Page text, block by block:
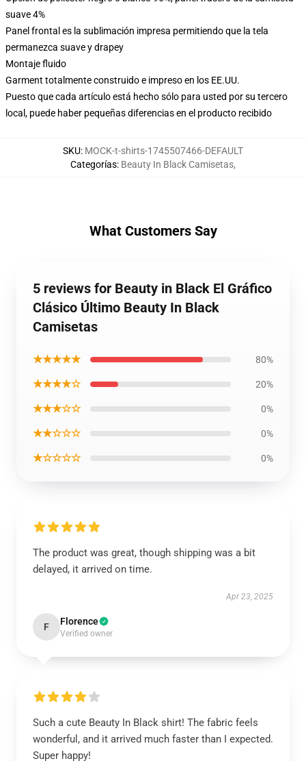
suave 4%
Panel frontal es la sublimación impresa permitiendo que la tela
permanezca suave y drapey
Montaje fluido
Garment totalmente construido e impreso en los EE.UU.
Puesto que cada artículo está hecho sólo para usted por su tercero
local, puede haber pequeñas diferencias en el producto recibido
SKU: MOCK-t-shirts-1745507466-DEFAULT
Categorías: Beauty In Black Camisetas,
What Customers Say
5 reviews for Beauty in Black El Gráfico
Clásico Último Beauty In Black
Camisetas
★★★★★ 80%
★★★★☆ 20%
★★★☆☆ 0%
★★☆☆☆ 0%
★☆☆☆☆ 0%
The product was great, though shipping was a bit
delayed, it arrived on time.
Apr 23, 2025
F Florence
Verified owner
Such a cute Beauty In Black shirt! The fabric feels
wonderful, and it arrived much faster than I expected.
Super happy!